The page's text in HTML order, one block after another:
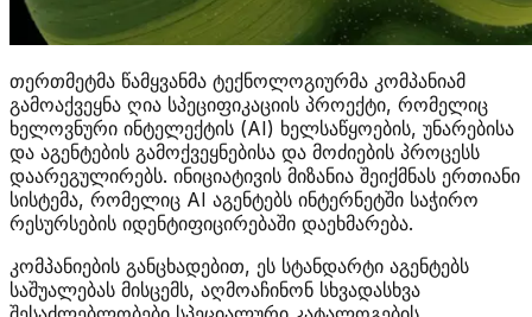
თერთმეტმა წამყვანმა ტექნოლოგიურმა კომპანიამ
გამოაქვეყნა ღია სპეციფიკაციის პროექტი, რომელიც
ხელოვნური ინტელექტის (AI) ხელსაწყოების, უნარებისა
და აგენტების გამოქვეყნებისა და მოძიების პროცესს
დაარეგულირებს. ინიციატივის მიზანია შეიქმნას ერთიანი
სისტემა, რომელიც AI აგენტებს ინტერნეტში საჭირო
რესურსების იდენტიფიცირებაში დაეხმარება.
კომპანიების განცხადებით, ეს სტანდარტი აგენტებს
საშუალებას მისცემს, აღმოაჩინონ სხვადასხვა